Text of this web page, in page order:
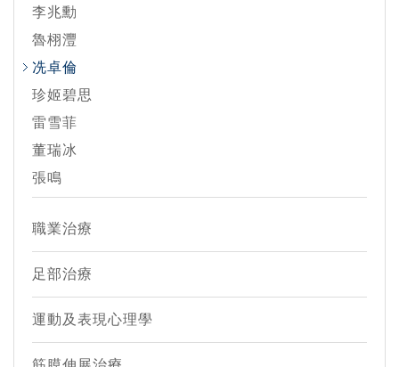
李兆勳
魯栩灃
冼卓倫
珍姬碧思
雷雪菲
董瑞冰
張鳴
職業治療
足部治療
運動及表現心理學